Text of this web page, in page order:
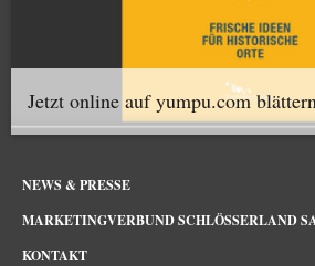
Jetzt online auf yumpu.com blättern
NEWS & PRESSE
MARKETINGVERBUND SCHLÖSSERLAND
KONTAKT